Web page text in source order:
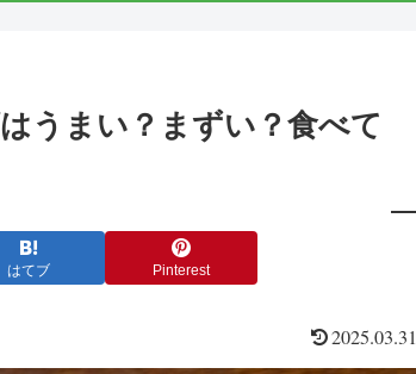
うまい？まずい？食べて
はてブ Pinterest
2025.03.31